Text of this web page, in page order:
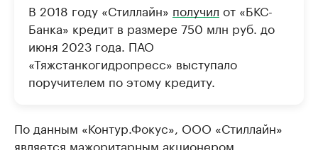
В 2018 году «Стиллайн» получил от «БКС-
Банка» кредит в размере 750 млн руб. до
июня 2023 года. ПАО
«Тяжстанкогидропресс» выступало
поручителем по этому кредиту.
По данным «Контур.Фокус», ООО «Стиллайн»
является мажоритарным акционером